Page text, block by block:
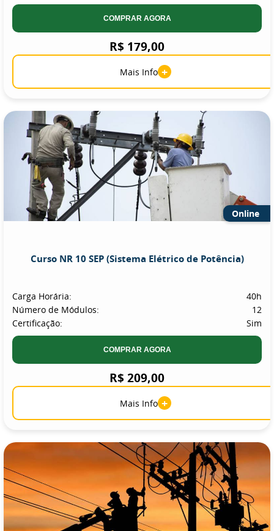
COMPRAR AGORA
R$ 179,00
Mais Info +
Online
Curso NR 10 SEP (Sistema Elétrico de Potência)
Carga Horária:
40h
Número de Módulos:
12
Certificação:
Sim
COMPRAR AGORA
R$ 209,00
Mais Info +